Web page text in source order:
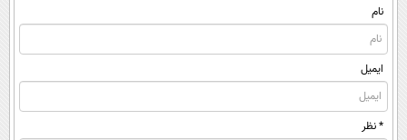
نام
ایمیل
* نظر